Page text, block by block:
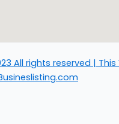
All rights reserved | This